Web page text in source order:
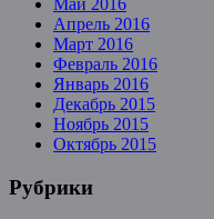
Май 2016
Апрель 2016
Март 2016
Февраль 2016
Январь 2016
Декабрь 2015
Ноябрь 2015
Октябрь 2015
Рубрики